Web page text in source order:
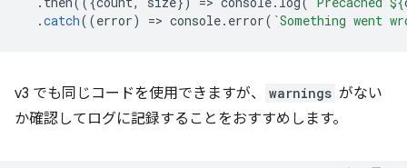
.catch((error) => console. error( `Something went
v3 でも同じコードを使用できますが、 warnings がない
か確認してログに記録することをおすすめします。